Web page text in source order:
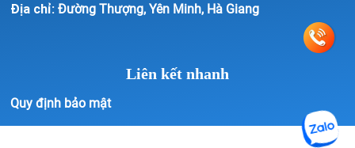
Địa chỉ: Đường Thượng, Yên Minh, Hà Giang
Liên kết nhanh
Quy định bảo mật